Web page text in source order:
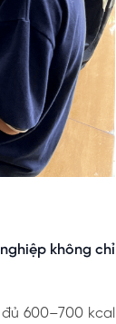
không chỉ
600–700 kcal